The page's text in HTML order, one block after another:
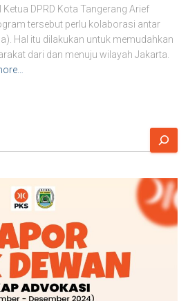
DPRD Kota Tangerang Arief
tersebut perlu kolaborasi antar
Hal itu dilakukan untuk memudahkan
dari dan menuju wilayah Jakarta.